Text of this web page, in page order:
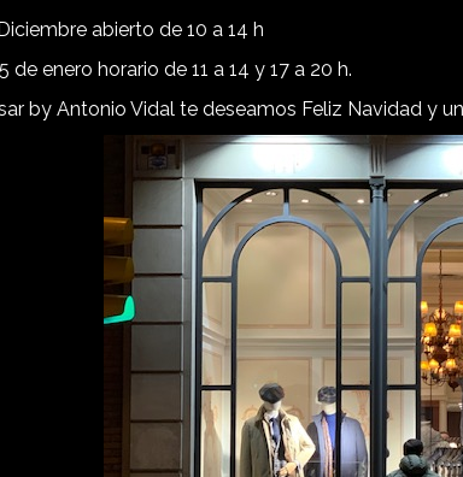
abierto de 10 a 14 h
de enero horario de 11 a 14 y 17 a 20 h.
by Antonio Vidal te deseamos Feliz Navidad y